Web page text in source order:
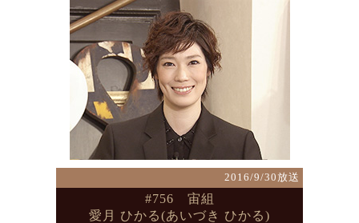
2016/9/30放送
#756 宙組
愛月 ひかる(あいづき ひかる)